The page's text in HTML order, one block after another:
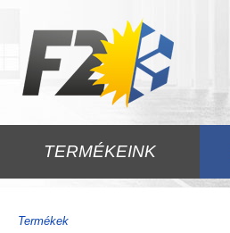
TERMÉKEINK
Termékek